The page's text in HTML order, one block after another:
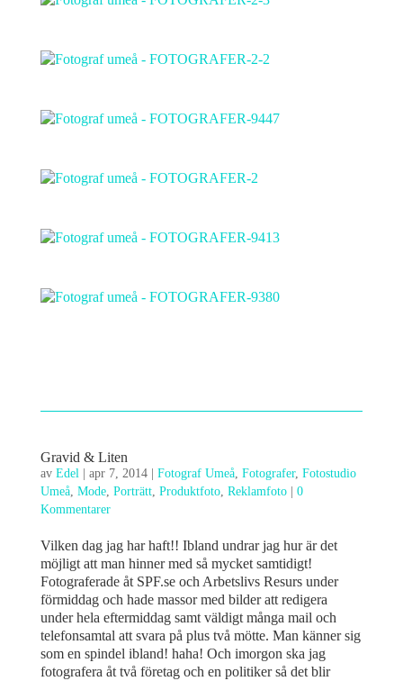
Gravid & Liten
av Edel| apr 7, 2014| Fotograf Umeå, Fotografer, Fotostudio
Umeå, Mode, Porträtt, Produktfoto, Reklamfoto| 0
Kommentarer
Vilken dag jag har haft!! Ibland undrar jag hur är det
möjligt att man hinner med så mycket samtidigt!
Fotograferade åt SPF.se och Arbetslivs Resurs under
förmiddag och hade massor med bilder att redigera
under hela eftermiddag samt väldigt många mail och
telefonsamtal att svara på plus två mötte. Man känner sig
som en spindel ibland! haha! Och imorgon ska jag
fotografera åt två företag och en politiker så det blir